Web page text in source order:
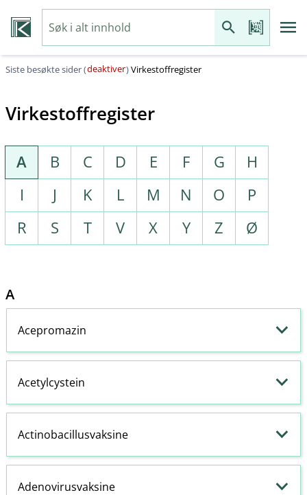
Siste besøkte sider (deaktiver)Virkestoffregister
Virkestoffregister
A B C D E F G
H
I
J K L M N O
P
R
S T V X Y Z Ø
A
Acepromazin
Acetylcystein
Actinobacillusvaksine
Adenovirusvaksine